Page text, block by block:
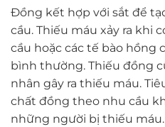
Đồng kết hợp với sắt để
cầu. Thiếu máu xảy ra khi
cầu hoặc các tế bào hồng
bình thường. Thiếu đồng
nhân gây ra thiếu máu.
chất đồng theo nhu cầu
những người bị thiếu